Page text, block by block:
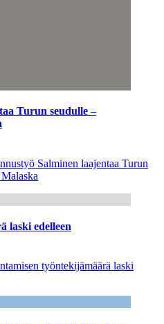
Turun seudulle –
Salminen laajentaa Turun
laski edelleen
työntekijämäärä laski